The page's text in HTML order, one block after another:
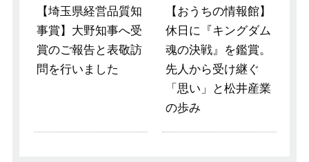
【埼玉県経営品質知
事賞】大野知事へ受
賞のご報告と表敬訪
問を行いました
【おうちの情報館】
休日に『キングダム
魂の決戦』を鑑賞。
先人から受け継ぐ
「思い」と松井産業
の歩み